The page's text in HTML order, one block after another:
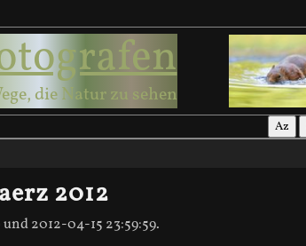
die Natur zu sehen
Az
2012
2012-04-15 23:59:59.